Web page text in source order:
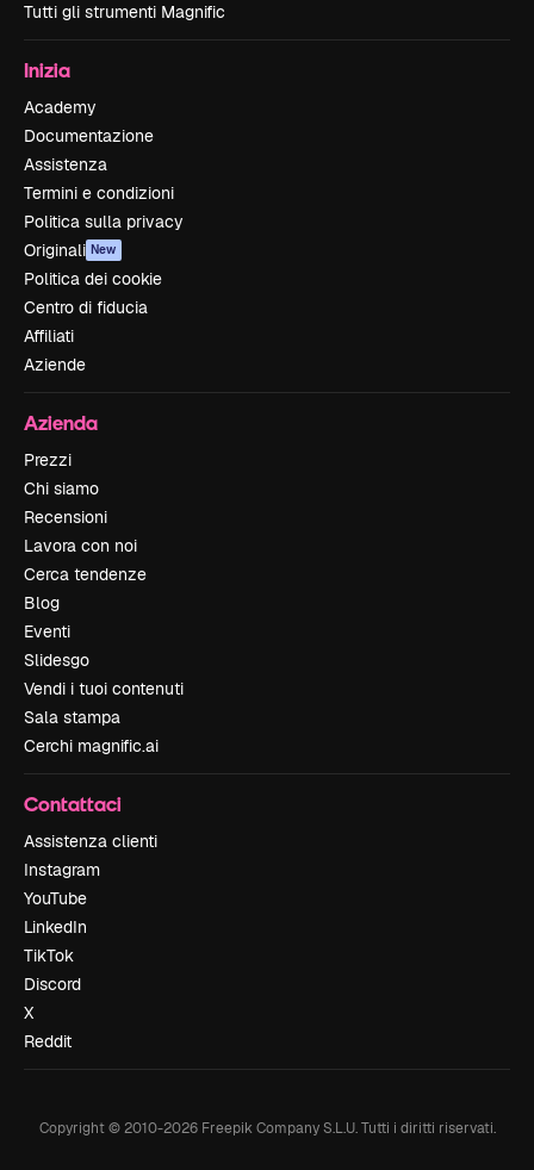
Tutti gli strumenti Magnific
Inizia
Academy
Documentazione
Assistenza
Termini e condizioni
Politica sulla privacy
Originali New
Politica dei cookie
Centro di fiducia
Affiliati
Aziende
Azienda
Prezzi
Chi siamo
Recensioni
Lavora con noi
Cerca tendenze
Blog
Eventi
Slidesgo
Vendi i tuoi contenuti
Sala stampa
Cerchi magnific.ai
Contattaci
Assistenza clienti
Instagram
YouTube
LinkedIn
TikTok
Discord
X
Reddit
Copyright © 2010-2026Freepik Company S.L.U. Tutti i diritti riservati.